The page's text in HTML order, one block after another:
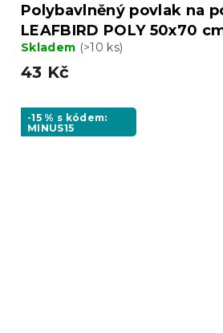
Polybavlněný povlak na
LEAFBIRD POLY 50x70
Skladem (>10 ks)
43 Kč
-15 % s kódem:
MINUS15